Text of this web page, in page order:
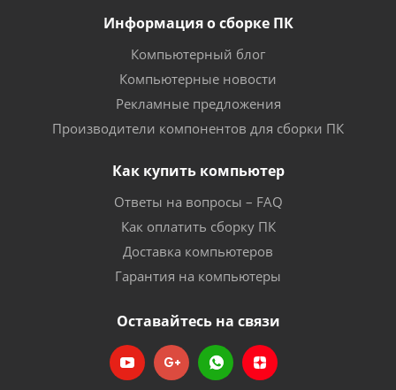
Информация о сборке ПК
Компьютерный блог
Компьютерные новости
Рекламные предложения
Производители компонентов для сборки ПК
Как купить компьютер
Ответы на вопросы – FAQ
Как оплатить сборку ПК
Доставка компьютеров
Гарантия на компьютеры
Оставайтесь на связи